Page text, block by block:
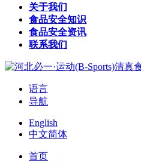
关于我们
食品安全知识
食品安全资讯
联系我们
语言
导航
English
中文简体
首页